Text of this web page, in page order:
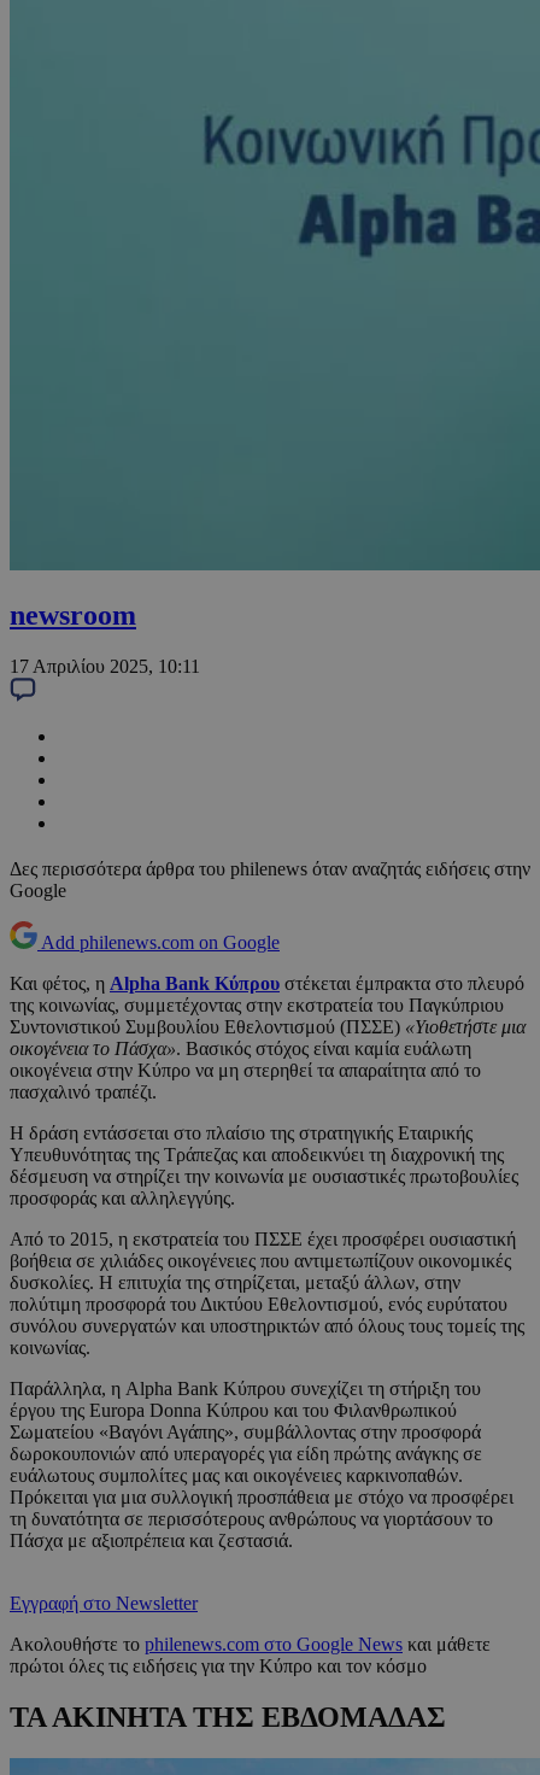
newsroom
17 Απριλίου 2025, 10:11
Δες περισσότερα άρθρα του philenews όταν αναζητάς ειδήσεις στην
Google
Add philenews.com on Google
Και φέτος, η Alpha Bank Κύπρου στέκεται έμπρακτα στο πλευρό
της κοινωνίας, συμμετέχοντας στην εκστρατεία του Παγκύπριου
Συντονιστικού Συμβουλίου Εθελοντισμού (ΠΣΣΕ) «Υιοθετήστε μια
οικογένεια το Πάσχα». Βασικός στόχος είναι καμία ευάλωτη
οικογένεια στην Κύπρο να μη στερηθεί τα απαραίτητα από το
πασχαλινό τραπέζι.
Η δράση εντάσσεται στο πλαίσιο της στρατηγικής Εταιρικής
Υπευθυνότητας της Τράπεζας και αποδεικνύει τη διαχρονική της
δέσμευση να στηρίζει την κοινωνία με ουσιαστικές πρωτοβουλίες
προσφοράς και αλληλεγγύης.
Από το 2015, η εκστρατεία του ΠΣΣΕ έχει προσφέρει ουσιαστική
βοήθεια σε χιλιάδες οικογένειες που αντιμετωπίζουν οικονομικές
δυσκολίες. Η επιτυχία της στηρίζεται, μεταξύ άλλων, στην
πολύτιμη προσφορά του Δικτύου Εθελοντισμού, ενός ευρύτατου
συνόλου συνεργατών και υποστηρικτών από όλους τους τομείς της
κοινωνίας.
Παράλληλα, η Alpha Bank Κύπρου συνεχίζει τη στήριξη του
έργου της Europa Donna Κύπρου και του Φιλανθρωπικού
Σωματείου «Βαγόνι Αγάπης», συμβάλλοντας στην προσφορά
δωροκουπονιών από υπεραγορές για είδη πρώτης ανάγκης σε
ευάλωτους συμπολίτες μας και οικογένειες καρκινοπαθών.
Πρόκειται για μια συλλογική προσπάθεια με στόχο να προσφέρει
τη δυνατότητα σε περισσότερους ανθρώπους να γιορτάσουν το
Πάσχα με αξιοπρέπεια και ζεστασιά.
Εγγραφή στο Newsletter
Ακολουθήστε το philenews.com στο Google News και μάθετε
πρώτοι όλες τις ειδήσεις για την Κύπρο και τον κόσμο
ΤΑ ΑΚΙΝΗΤΑ ΤΗΣ ΕΒΔΟΜΑΔΑΣ